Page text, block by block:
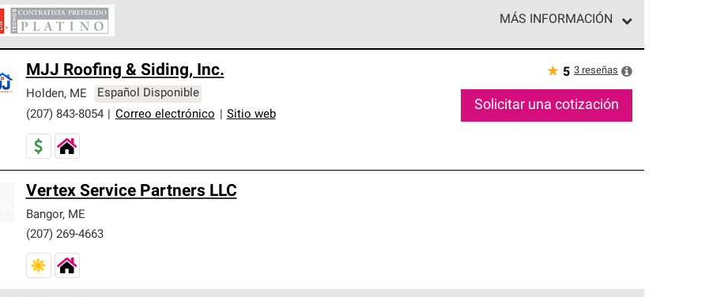
MÁS INFORMACIÓN
con estándares estrictos de profesionalismo, confiabilidad y destreza incomparable. Solo ellos pueden
nuestra mejor garantía de sistemas de techos.
MJJ Roofing & Siding, Inc.
Holden, ME
Español Disponible
(207) 843-8054
Correo electrónico Sitio web
★ 5 3 reseñas
Solicitar una cotización
Vertex Service Partners LLC
Bangor, ME
(207) 269-4663